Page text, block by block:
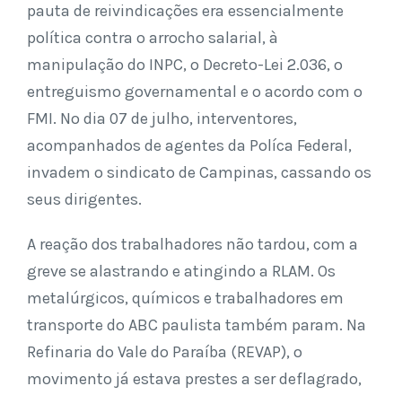
pauta de reivindicações era essencialmente
política contra o arrocho salarial, à
manipulação do INPC, o Decreto-Lei 2.036, o
entreguismo governamental e o acordo com o
FMI. No dia 07 de julho, interventores,
acompanhados de agentes da Políca Federal,
invadem o sindicato de Campinas, cassando os
seus dirigentes.
A reação dos trabalhadores não tardou, com a
greve se alastrando e atingindo a RLAM. Os
metalúrgicos, químicos e trabalhadores em
transporte do ABC paulista também param. Na
Refinaria do Vale do Paraíba (REVAP), o
movimento já estava prestes a ser deflagrado,